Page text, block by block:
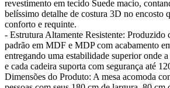
revestimento em tecido Suede macio,
belíssimo detalhe de costura 3D no encosto
conforto e requinte.
- Estrutura Altamente Resistente: Produzido
padrão em MDF e MDP com acabamento
entregando uma estabilidade superior onde
e cada cadeira suporta com segurança até
Dimensões do Produto: A mesa acomoda